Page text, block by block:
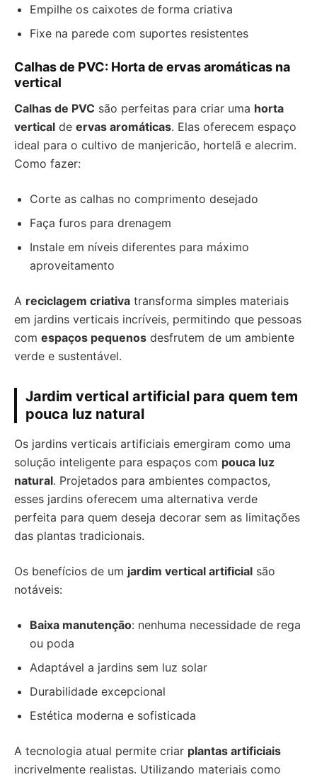
Empilhe os caixotes de forma criativa
Fixe na parede com suportes resistentes
Calhas de PVC: Horta de ervas aromáticas na
vertical
Calhas de PVC são perfeitas para criar uma horta
vertical de ervas aromáticas. Elas oferecem espaço
ideal para o cultivo de manjericão, hortelã e alecrim.
Como fazer:
Corte as calhas no comprimento desejado
Faça furos para drenagem
Instale em níveis diferentes para máximo
aproveitamento
A reciclagem criativa transforma simples materiais
em jardins verticais incríveis, permitindo que pessoas
com espaços pequenos desfrutem de um ambiente
verde e sustentável.
Jardim vertical artificial para quem tem
pouca luz natural
Os jardins verticais artificiais emergiram como uma
solução inteligente para espaços com pouca luz
natural. Projetados para ambientes compactos,
esses jardins oferecem uma alternativa verde
perfeita para quem deseja decorar sem as limitações
das plantas tradicionais.
Os benefícios de um jardim vertical artificial são
notáveis:
Baixa manutenção: nenhuma necessidade de rega
ou poda
Adaptável a jardins sem luz solar
Durabilidade excepcional
Estética moderna e sofisticada
A tecnologia atual permite criar plantas artificiais
incrivelmente realistas. Utilizando materiais como